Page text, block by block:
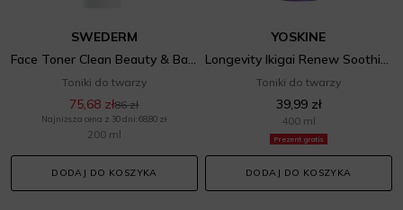
SWEDERM
Face Toner Clean Beauty & Balance
Toniki do twarzy
75,68 zł86 zł
Najniższa cena z 30 dni: 68,80 zł
200 ml
DODAJ DO KOSZYKA
Prezent gratis
YOSKINE
Longevity Ikigai Renew Soothing Prebiotic Toner
Toniki do twarzy
39,99 zł
400 ml
DODAJ DO KOSZYKA